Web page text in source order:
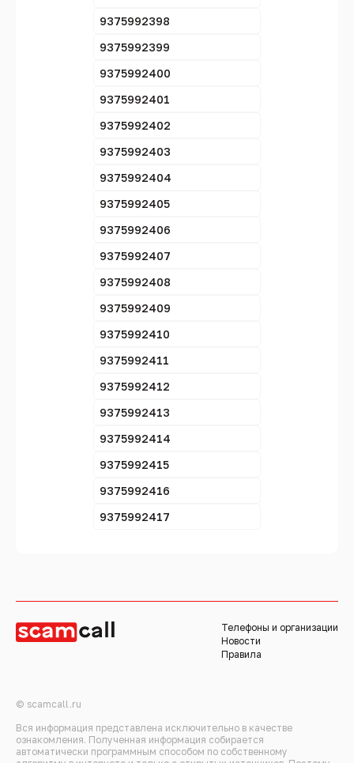
9375992398
9375992399
9375992400
9375992401
9375992402
9375992403
9375992404
9375992405
9375992406
9375992407
9375992408
9375992409
9375992410
9375992411
9375992412
9375992413
9375992414
9375992415
9375992416
9375992417
Телефоны и организации
Новости
Правила
© scamcall.ru
Вся информация представлена исключительно в качестве
ознакомления. Полученная информация собирается
автоматически программным способом по собственному